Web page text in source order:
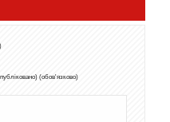
(обов'язково)